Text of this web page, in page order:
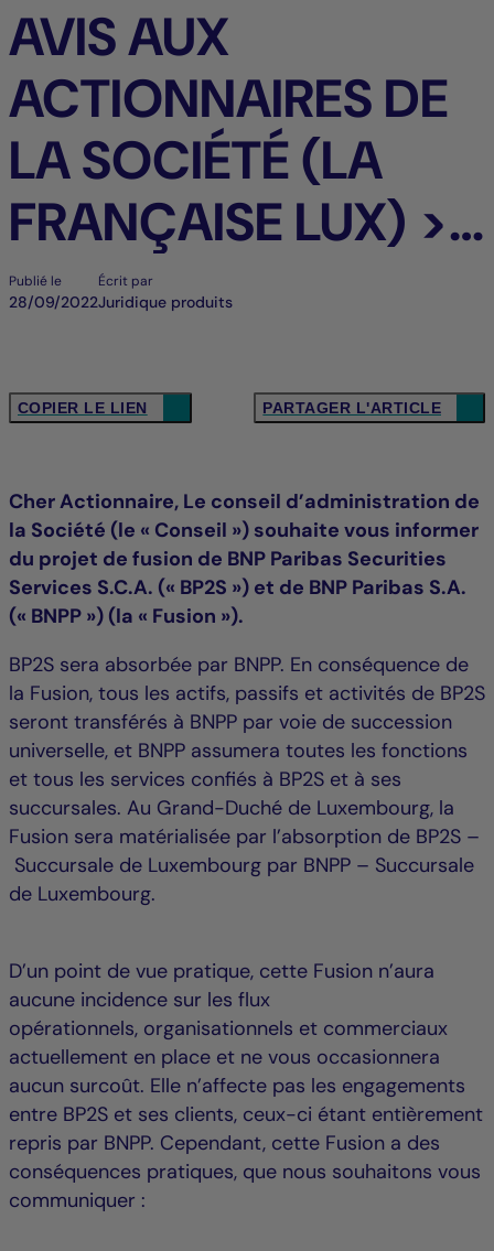
AVIS AUX
ACTIONNAIRES DE
LA SOCIÉTÉ (LA
FRANÇAISE LUX) >
FR
Publié le
28/09/2022
Écrit par
Juridique produits
COPIER LE LIEN PARTAGER L'ARTICLE
Cher Actionnaire, Le conseil d’administration de
la Société (le « Conseil ») souhaite vous informer
du projet de fusion de BNP Paribas Securities
Services S.C.A. (« BP2S ») et de BNP Paribas S.A.
(« BNPP ») (la « Fusion »).
BP2S sera absorbée par BNPP. En conséquence de
la Fusion, tous les actifs, passifs et activités de BP2S
seront transférés à BNPP par voie de succession
universelle, et BNPP assumera toutes les fonctions
et tous les services confiés à BP2S et à ses
succursales. Au Grand-Duché de Luxembourg, la
Fusion sera matérialisée par l’absorption de BP2S –
Succursale de Luxembourg par BNPP – Succursale
de Luxembourg.
D’un point de vue pratique, cette Fusion n’aura
aucune incidence sur les flux
opérationnels, organisationnels et commerciaux
actuellement en place et ne vous occasionnera
aucun surcoût. Elle n’affecte pas les engagements
entre BP2S et ses clients, ceux-ci étant entièrement
repris par BNPP. Cependant, cette Fusion a des
conséquences pratiques, que nous souhaitons vous
communiquer :